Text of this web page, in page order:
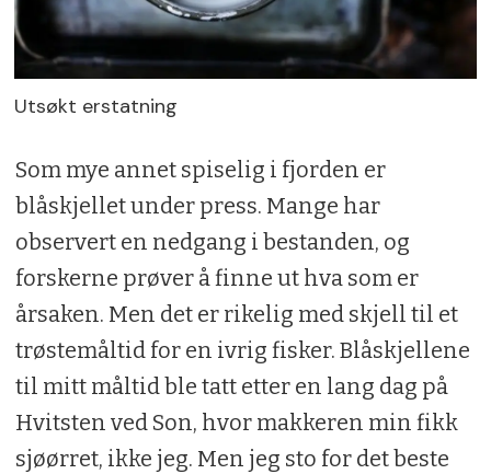
Utsøkt erstatning
Som mye annet spiselig i fjorden er
blåskjellet under press. Mange har
observert en nedgang i bestanden, og
forskerne prøver å finne ut hva som er
årsaken. Men det er rikelig med skjell til et
trøstemåltid for en ivrig fisker. Blåskjellene
til mitt måltid ble tatt etter en lang dag på
Hvitsten ved Son, hvor makkeren min fikk
sjøørret, ikke jeg. Men jeg sto for det beste